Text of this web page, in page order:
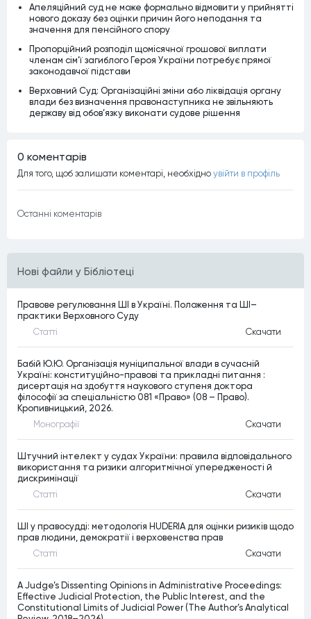
Нові файли у Бібліотеці
Правове регулювання ШІ в Україні. Положення та ШІ–
практики Верховного Суду
Статтi Скачати
Бабій Ю.Ю. Організація муніципальної влади в сучасній
Україні: конституційно-правові та прикладні питання :
дисертація на здобуття наукового ступеня доктора
філософії за спеціальністю 081 «Право» (08 – Право).
Кропивницький, 2026.
Монографiї Скачати
Штучний інтелект у судах України: правила відповідального
використання та ризики алгоритмічної упередженості й
дискримінації
Статтi Скачати
ШІ у правосудді: методологія HUDERIA для оцінки ризиків щодо
прав людини, демократії і верховенства прав
Статтi Скачати
A Judge’s Dissenting Opinions in Administrative Proceedings:
Effective Judicial Protection, the Public Interest, and the
Constitutional Limits of Judicial Power (The Author’s Analytical
Апеляційний суд не може формально відмовити у прийнятті
нового доказу без оцінки причин його неподання та
значення для пенсійного спору
Пропорційний розподіл щомісячної грошової виплати
членам сім’ї загиблого Героя України потребує прямої
законодавчої підстави
Верховний Суд: Організаційні зміни або ліквідація органу
влади без визначення правонаступника не звільняють
державу від обов’язку виконати судове рішення
0 коментарiв
Для того, щоб залишати коментарi, необхiдно увiйти в профiль
Останнi коментарiв